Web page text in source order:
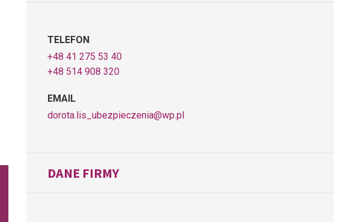
TELEFON
+48 41 275 53 40
+48 514 908 320
EMAIL
dorota.lis_ubezpieczenia@wp.pl
DANE FIRMY